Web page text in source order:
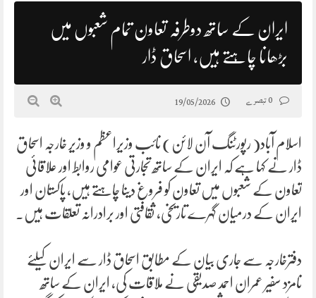
ایران کے ساتھ دوطرفہ تعاون تمام شعبوں میں
بڑھانا چاہتے ہیں، اسحاق ڈار
19/05/2026
اسلام آباد( رپورٹنگ آن لائن) نائب وزیراعظم و وزیر خارجہ اسحاق
ڈار نے کہا ہے کہ ایران کے ساتھ تجارتی عوامی روابط اور علاقائی
تعاون کے شعبوں میں تعاون کو فروغ دینا چاہتے ہیں، پاکستان اور
ایران کے درمیان گہرے تاریخی، ثقافتی اور برادرانہ تعلقات ہیں۔
دفترخارجہ سے جاری بیان کے مطابق اسحاق ڈار سے ایران کیلئے
نامزد سفیر عمران احمد صدیقی نے ملاقات کی، ایران کے ساتھ